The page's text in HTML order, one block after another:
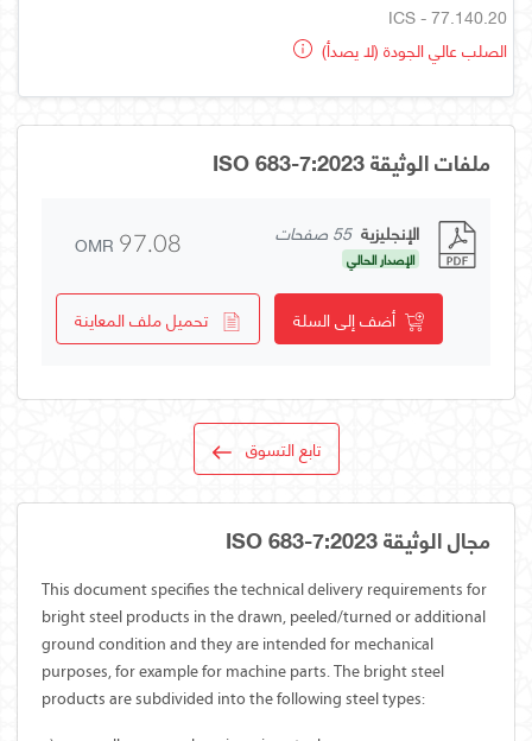
ICS - 77.140.20
الصلب عالي الجودة (لا يصدأ)
ملفات الوثيقة ISO 683-7:2023
الإنجليزية 55 صفحات
الإصدار الحالي OMR 97.08
أضف إلى السلة تحميل ملف المعاينة
تابع التسوق
مجال الوثيقة ISO 683-7:2023
This document specifies the technical delivery requirements for
bright steel products in the drawn, peeled/turned or additional
ground condition and they are intended for mechanical
purposes, for example for machine parts. The bright steel
products are subdivided into the following steel types: